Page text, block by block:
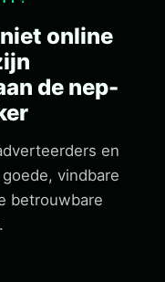
online
de nep-
en
vindbare
betrouwbare